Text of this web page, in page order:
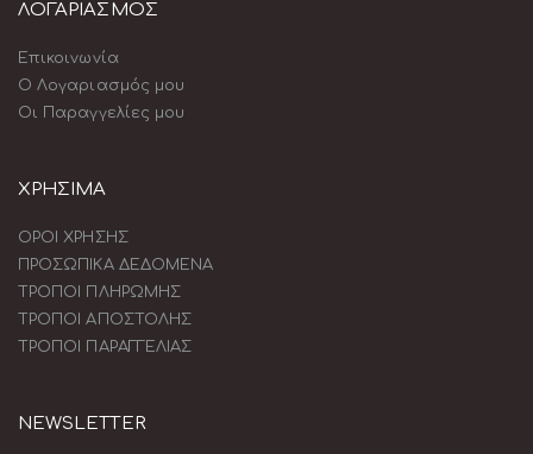
ΛΟΓΑΡΙΑΣΜΟΣ
Επικοινωνία
Ο Λογαριασμός μου
Οι Παραγγελίες μου
ΧΡΗΣΙΜΑ
ΟΡΟΙ ΧΡΗΣΗΣ
ΠΡΟΣΩΠΙΚΑ ΔΕΔΟΜΕΝΑ
ΤΡΟΠΟΙ ΠΛΗΡΩΜΗΣ
ΤΡΟΠΟΙ ΑΠΟΣΤΟΛΗΣ
ΤΡΟΠΟΙ ΠΑΡΑΓΓΕΛΙΑΣ
NEWSLETTER